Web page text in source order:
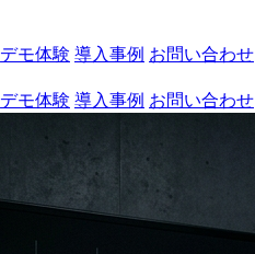
デモ体験 導入事例 お問い合わせ
デモ体験 導入事例 お問い合わせ